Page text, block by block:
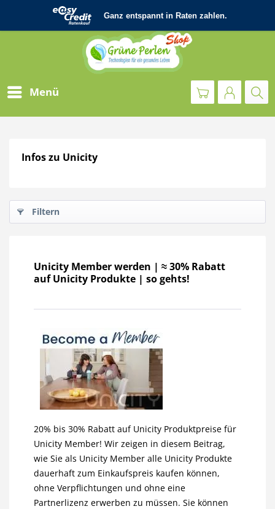
Menü
Infos zu Unicity
Filtern
Unicity Member werden | ≈ 30% Rabatt
auf Unicity Produkte | so gehts!
20% bis 30% Rabatt auf Unicity Produktpreise für
Unicity Member! Wir zeigen in diesem Beitrag,
wie Sie als Unicity Member alle Unicity Produkte
dauerhaft zum Einkaufspreis kaufen können,
ohne Verpflichtungen und ohne eine
Partnerlizenz erwerben zu müssen. Sie können